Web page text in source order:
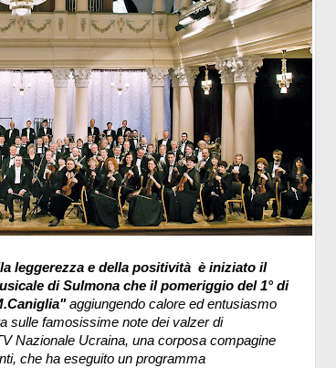
leggerezza e della positività è iniziato il
di Sulmona che il pomeriggio del 1° di
aggiungendo calore ed entusiasmo
sulle famosissime note dei valzer di
Nazionale Ucraina, una corposa compagine
che ha eseguito un programma